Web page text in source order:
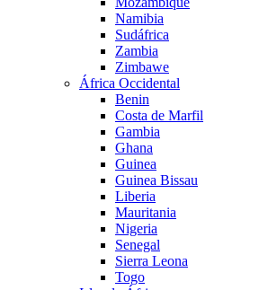
Namibia
Sudáfrica
Zambia
Zimbawe
África Occidental
Benin
Costa de Marfil
Gambia
Ghana
Guinea
Guinea Bissau
Liberia
Mauritania
Nigeria
Senegal
Sierra Leona
Togo